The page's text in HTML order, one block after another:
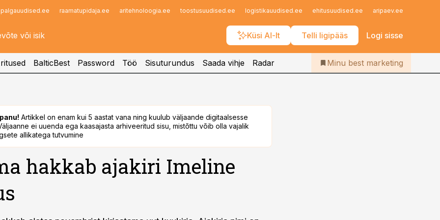
palgauudised.ee raamatupidaja.ee aritehnoloogia.ee toostusuudised.ee logistikauudised.ee ehitusuudised.ee aripaev.ee
Küsi AI-lt Telli ligipääs Logi sisse
Infopank
Iseteenindus
Telli Bestmarketing
BalticBest Password Töö Sisuturundus Saada vihje Radar Minu best marketing
Artikkel on enam kui 5 aastat vana ning kuulub väljaande digitaalsesse
ei uuenda ega kaasajasta arhiveeritud sisu, mistõttu võib olla vajalik
allikatega tutvumine
hakkab ajakiri Imeline